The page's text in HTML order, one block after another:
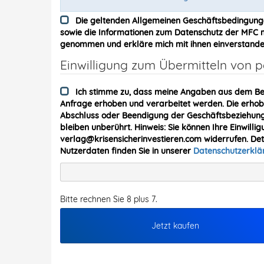
Die geltenden Allgemeinen
sowie die Informationen zum Datenschutz der
genommen und erkläre mich mit ihnen
Einwilligung zum Übermitteln von
Ich stimme zu, dass meine Angaben aus dem
Anfrage erhoben und verarbeitet werden. Die
Abschluss oder Beendigung der
bleiben unberührt. Hinweis: Sie können Ihre
verlag@krisensicherinvestieren.com widerrufen.
Nutzerdaten finden Sie in unserer
Bitte rechnen Sie 8 plus 7.
Jetzt kaufen